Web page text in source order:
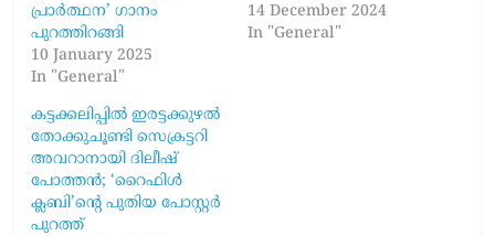
പ്രാർത്ഥന’ ഗാനം
പുറത്തിറങ്ങി
10 January 2025
In "General"
14 December 2024
In "General"
കട്ടക്കലിപ്പിൽ ഇരട്ടക്കുഴൽ
തോക്കുചൂണ്ടി സെക്രട്ടറി
അവറാനായി ദിലീഷ്
പോത്തൻ; ‘റൈഫിൾ
ക്ലബി’ന്‍റെ പുതിയ പോസ്റ്റർ
പുറത്ത്